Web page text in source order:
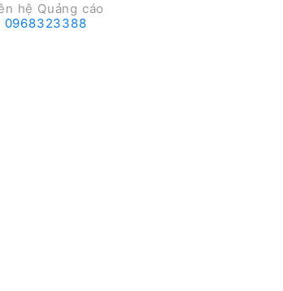
hệ Quảng cáo
0968323388